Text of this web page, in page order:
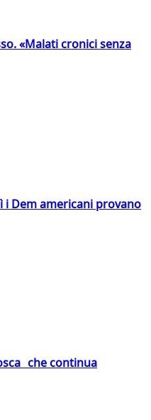
«Malati cronici senza
i Dem americani provano
che continua